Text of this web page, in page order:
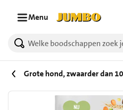
Menu
Grote hond, zwaarder dan